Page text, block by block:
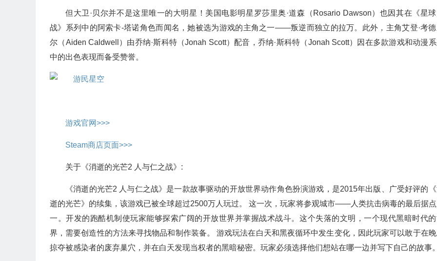
但大卫·贝尔并不是这里唯一的大明星！美国电影明星罗莎里奥·道森（Rosario Dawson）也因其在《星
战》系列中的阿索卡-塔诺角色而闻名，她被选为游戏的主角之一——叛逆而独立的拉万。此外，主角艾登·考
尔（Aiden Caldwell）由乔纳·斯科特（Jonah Scott）配音，乔纳·斯科特（Jonah Scott）因在多款游戏和动漫系
中的出色表现而备受赞誉。
游戏官网>>>
Steam商店页面>>>
关于《消逝的光芒2 人与仁之战》:
《消逝的光芒2 人与仁之战》是一款故事驱动的开放世界动作角色扮演游戏，是2015年出版、广受好评的
逝的光芒》的续集，该游戏已被全球超过2500万人玩过。 这一次，玩家将参观城市——人类抗击病毒的最后据点
一。开发的跑酷机制使玩家能够探索广阔的开放世界并掌握战术战斗。这个失落的文明，一个现代黑暗时代
界，需要创造性的方法来寻找物品和制作装备。 游戏玩法在白天和黑夜循环中发生变化，因此玩家可以敢于在晚
掠夺被感染者的废弃巢穴，并在白天发现当权者的黑暗秘密。玩家必须选择他们想站在哪一边并写下自己的故事。